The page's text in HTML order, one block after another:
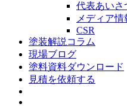
代表あいさ
メディア
CSR
塗装解説コラム
現場ブログ
塗料資料ダウンロード
見積を依頼する